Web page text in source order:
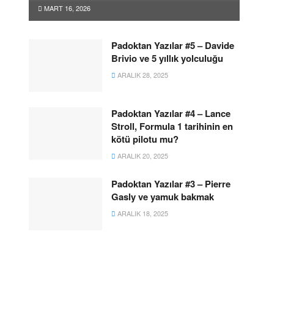
MART 16, 2026
Padoktan Yazılar #5 – Davide
Brivio ve 5 yıllık yolculuğu
ARALIK 28, 2025
Padoktan Yazılar #4 – Lance
Stroll, Formula 1 tarihinin en
kötü pilotu mu?
ARALIK 20, 2025
Padoktan Yazılar #3 – Pierre
Gasly ve yamuk bakmak
ARALIK 18, 2025